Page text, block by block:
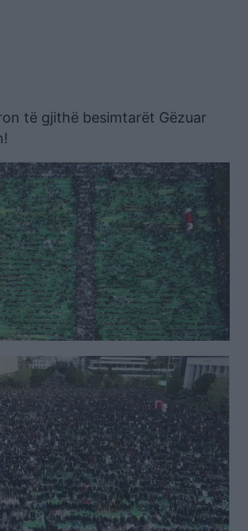
të gjithë besimtarët Gëzuar